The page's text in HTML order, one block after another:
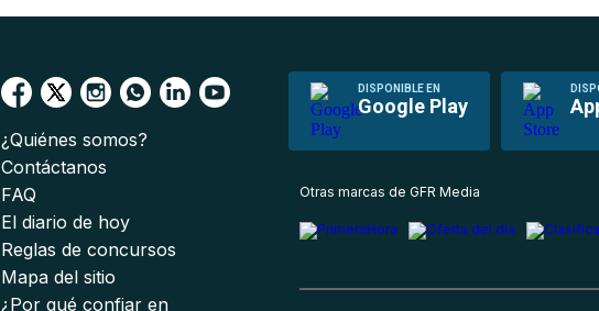
DISPONIBLE EN
Google Play
¿Quiénes somos?
Contáctanos
FAQ
El diario de hoy
Reglas de concursos
Mapa del sitio
¿Por qué confiar en
Otras marcas de GFR Media